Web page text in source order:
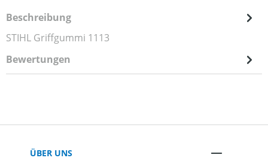
Beschreibung
STIHL Griffgummi 1113
Bewertungen
ÜBER UNS